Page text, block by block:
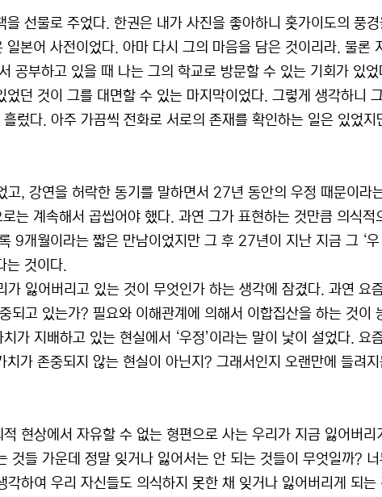
선물로 주었다. 한권은 내가 사진을 좋아하니 홋가이도의 풍
본어 사전이었다. 아마 다시 그의 마음을 담은 것이리라. 물론
공부하고 있을 때 나는 그의 학교로 방문할 수 있는 기회가 있었
던 것이 그를 대면할 수 있는 마지막이었다. 그렇게 생각하니
렀다. 아주 가끔씩 전화로 서로의 존재를 확인하는 일은 있었지
고, 강연을 허락한 동기를 말하면서 27년 동안의 우정 때문이라
는 계속해서 곱씹어야 했다. 과연 그가 표현하는 것만큼 의식적
9개월이라는 짧은 만남이었지만 그 후 27년이 지난 지금 그 ‘우
는 것이다.
가 잃어버리고 있는 것이 무엇인가 하는 생각에 잠겼다. 과연 요
되고 있는가? 필요와 이해관계에 의해서 이합집산을 하는 것이
가 지배하고 있는 현실에서 ‘우정’이라는 말이 낯이 설었다. 요
치가 존중되지 않는 현실이 아닌지? 그래서인지 오랜만에 들려
현상에서 자유할 수 없는 형편으로 사는 우리가 지금 잃어버리
것들 가운데 정말 잊거나 잃어서는 안 되는 것들이 무엇일까?
하여 우리 자신들도 의식하지 못한 채 잊거나 잃어버리게 되는